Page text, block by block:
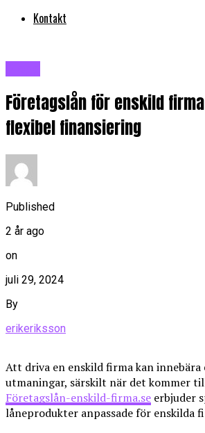
Kontakt
Företagslån för enskild
flexibel finansiering
Published
2 år ago
on
juli 29, 2024
By
erikeriksson
Att driva en enskild firma kan innebära
utmaningar, särskilt när det kommer
Företagslån-enskild-firma.se erbjuder
låneprodukter anpassade för enskilda